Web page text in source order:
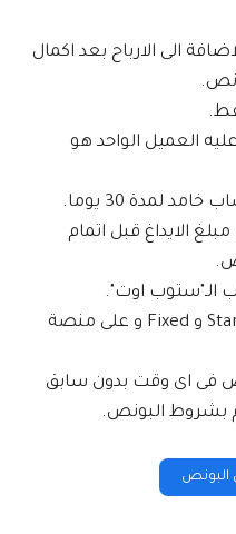
الى الارباح بعد اكمال
العميل الواحد هو
الايداغ قبل اتمام
7- البونص متاح للحسابات Standard و Fixed و على منصة
فى اى وقت بدون سابق
بشروط البونص.
البونص